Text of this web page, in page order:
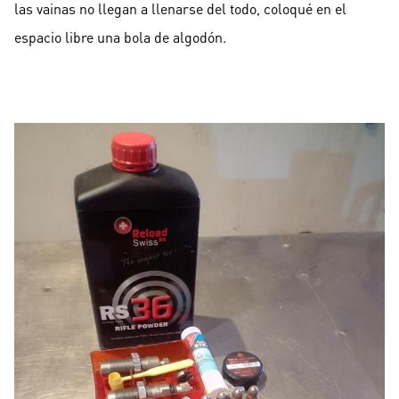
las vainas no llegan a llenarse del todo, coloqué en el
espacio libre una bola de algodón.